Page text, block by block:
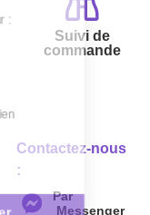
Suivi de
commande
Contactez-nous
:
Par
Messenger